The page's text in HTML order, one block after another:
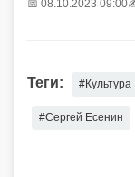
📅 08.10.2023 09:00
Теги: #Культура
#Сергей Есенин